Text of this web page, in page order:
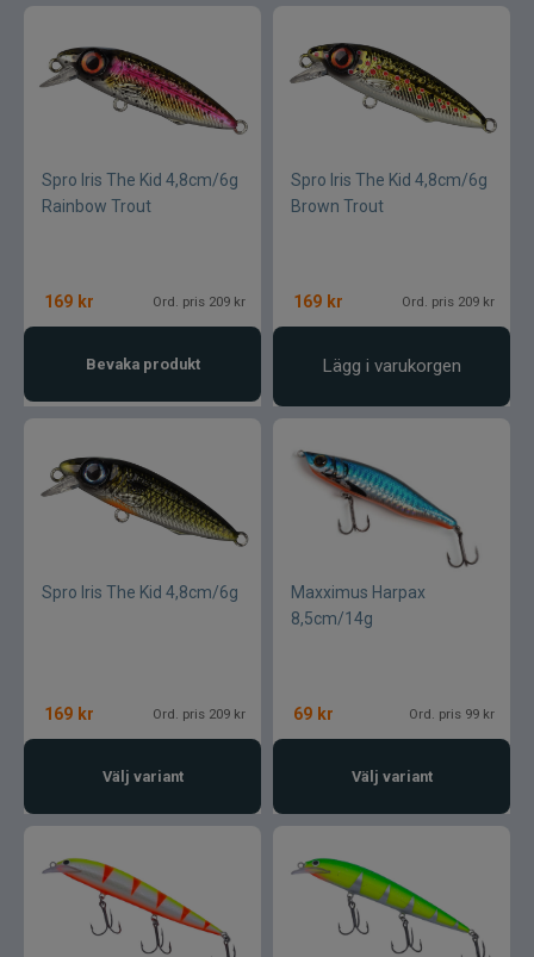
Spro Iris The Kid 4,8cm/6g
Rainbow Trout
169 kr Ord. pris 209 kr
Bevaka produkt
Spro Iris The Kid 4,8cm/6g
Brown Trout
169 kr Ord. pris 209 kr
Lägg i varukorgen
Spro Iris The Kid 4,8cm/6g
169 kr Ord. pris 209 kr
Välj variant
Maxximus Harpax
8,5cm/14g
69 kr Ord. pris 99 kr
Välj variant